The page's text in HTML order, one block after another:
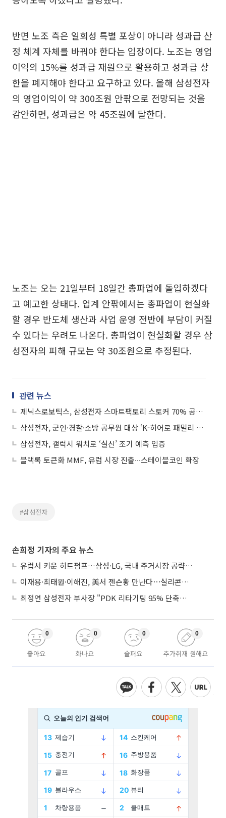
반면 노조 측은 일회성 특별 포상이 아니라 성과급 산
정 체계 자체를 바꿔야 한다는 입장이다. 노조는 영업
이익의 15%를 성과급 재원으로 활용하고 성과급 상
한을 폐지해야 한다고 요구하고 있다. 올해 삼성전자
의 영업이익이 약 300조원 안팎으로 전망되는 것을
감안하면, 성과급은 약 45조원에 달한다.
노조는 오는 21일부터 18일간 총파업에 돌입하겠다
고 예고한 상태다. 업계 안팎에서는 총파업이 현실화
할 경우 반도체 생산과 사업 운영 전반에 부담이 커질
수 있다는 우려도 나온다. 총파업이 현실화할 경우 삼
성전자의 피해 규모는 약 30조원으로 추정된다.
관련 뉴스
제닉스로보틱스, 삼성전자 스마트팩토리 스토커 70% 공급 기대감에 상승세
삼성전자, 군인·경찰·소방 공무원 대상 ‘K-히어로 패밀리 페스타’
삼성전자, 갤럭시 워치로 ‘실신’ 조기 예측 입증
블랙록 토큰화 MMF, 유럽 시장 진출∙∙∙스테이블코인 확장
#삼성전자
손희정 기자의 주요 뉴스
유럽서 키운 히트펌프…삼성·LG, 국내 주거시장 공략 ‘속도’
이재용·최태원·이해진, 美서 젠슨황 만난다⋯실리콘밸리 집결하는 AI리더
최정연 삼성전자 부사장 "PDK 리타기팅 95% 단축…에이전트 AI 시범 활용"
좋아요
0
화나요
0
슬퍼요
0
추가취재 원해요
0